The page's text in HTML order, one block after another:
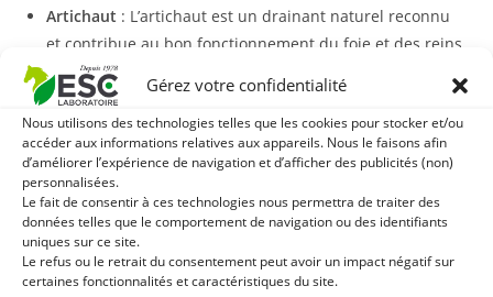
Gérez votre confidentialité
Nous utilisons des technologies telles que les cookies pour stocker et/ou
accéder aux informations relatives aux appareils. Nous le faisons afin
d’améliorer l’expérience de navigation et d’afficher des publicités (non)
personnalisées.
Le fait de consentir à ces technologies nous permettra de traiter des
données telles que le comportement de navigation ou des identifiants
uniques sur ce site.
Le refus ou le retrait du consentement peut avoir un impact négatif sur
certaines fonctionnalités et caractéristiques du site.
Artichaut : L’artichaut est un drainant naturel reconnu
et contribue au bon fonctionnement du foie et des reins.
L’artichaut est source de fibres et d’antioxydants.
Ortie: L’ortie piquante est riche en silice. Cette plante
est traditionnellement utilisée lors de raideur articulaire
et possède également des vertus drainantes.
Garlic Plusest formulé à partir de teintures mères qui
possèdent une teneur élevée en actifs végétaux et sont une
bonne alternative à la plante pure.
La formule liquide de ce complément présente plusieurs